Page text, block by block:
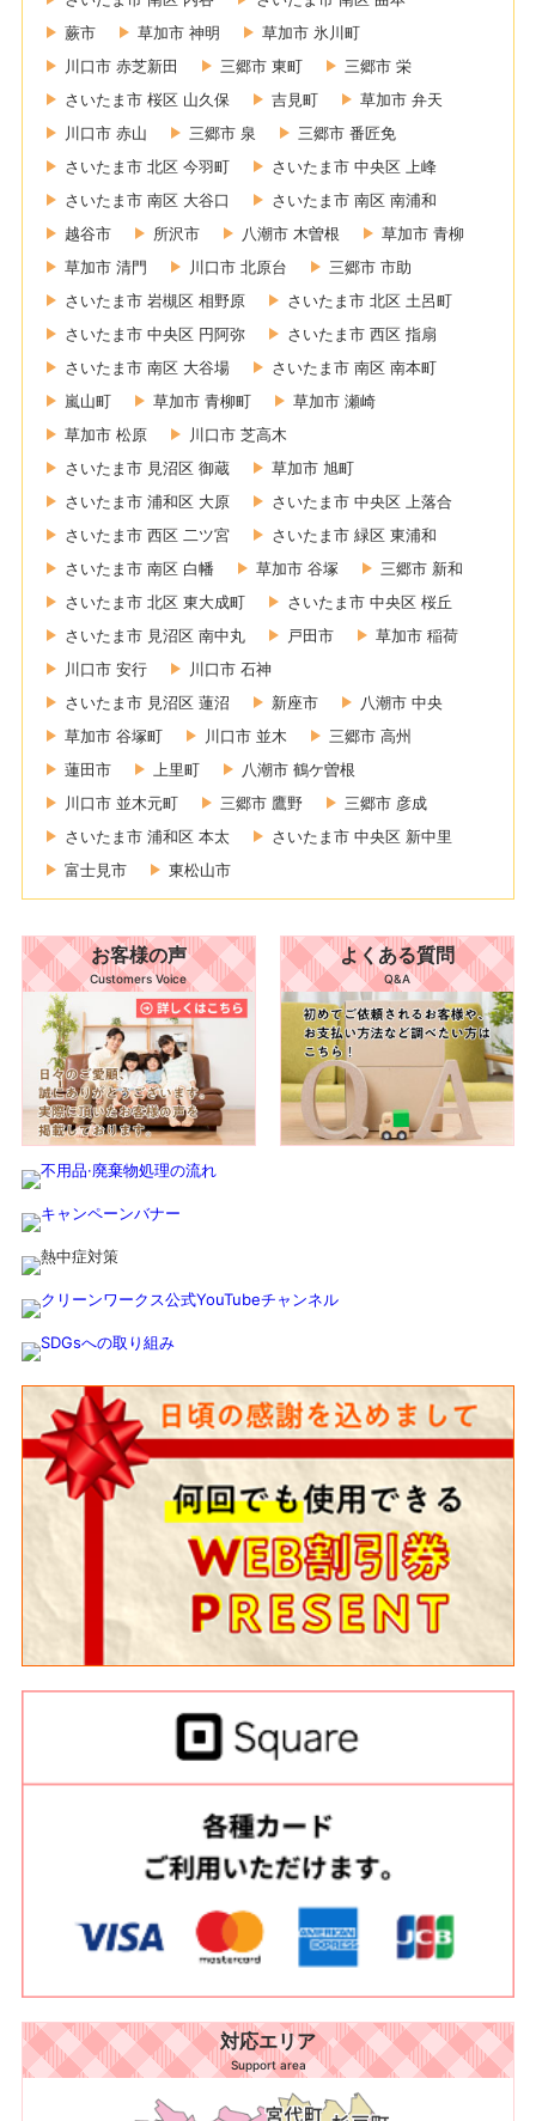
蕨市
草加市 神明
草加市 氷川町
川口市 赤芝新田
三郷市 東町
三郷市 栄
さいたま市 桜区 山久保
吉見町
草加市 弁天
川口市 赤山
三郷市 泉
三郷市 番匠免
さいたま市 北区 今羽町
さいたま市 中央区 上峰
さいたま市 南区 大谷口
さいたま市 南区 南浦和
越谷市
所沢市 八潮市 木曽根
草加市 青柳
草加市 清門
川口市 北原台
三郷市 市助
さいたま市 岩槻区 相野原
さいたま市 北区 土呂町
さいたま市 中央区 円阿弥
さいたま市 西区 指扇
さいたま市 南区 大谷場
さいたま市 南区 南本町
嵐山町
草加市 青柳町
草加市 瀬崎
草加市 松原
川口市 芝高木
さいたま市 見沼区 御蔵
草加市 旭町
さいたま市 浦和区 大原
さいたま市 中央区 上落合
さいたま市 西区 二ツ宮
さいたま市 緑区 東浦和
さいたま市 南区 白幡
草加市 谷塚
三郷市 新和
さいたま市 北区 東大成町
さいたま市 中央区 桜丘
さいたま市 見沼区 南中丸
戸田市
草加市 稲荷
川口市 安行
川口市 石神
さいたま市 見沼区 蓮沼
新座市
八潮市 中央
草加市 谷塚町
川口市 並木
三郷市 高州
蓮田市
上里町
八潮市 鶴ケ曽根
川口市 並木元町
三郷市 鷹野
三郷市 彦成
さいたま市 浦和区 本太
さいたま市 中央区 新中里
富士見市
東松山市
お客様の声
Customers Voice
よくある質問
Q&A
対応エリア
Support area